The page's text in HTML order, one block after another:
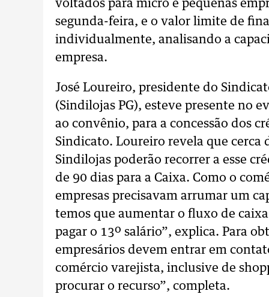
voltados para micro e pequenas
segunda-feira, e o valor limite de
individualmente, analisando a
empresa.
José Loureiro, presidente do
(Sindilojas PG), esteve presente no
ao convênio, para a concessão dos
Sindicato. Loureiro revela que cerca
Sindilojas poderão recorrer a esse
de 90 dias para a Caixa. Como o
empresas precisavam arrumar um
temos que aumentar o fluxo de
pagar o 13º salário”, explica. Para
empresários devem entrar em
comércio varejista, inclusive de
procurar o recurso”, completa.